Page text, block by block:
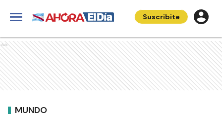
Suscribite
Ads
MUNDO